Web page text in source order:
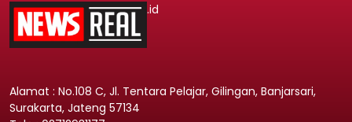
.id
Alamat : No.108 C, Jl. Tentara Pelajar, Gilingan, Banjarsari,
Surakarta, Jateng 57134